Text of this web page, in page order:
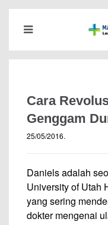
Cara
Genggam
25/05/2016.
Daniels adalah
University of Utah
yang sering
dokter mengenai